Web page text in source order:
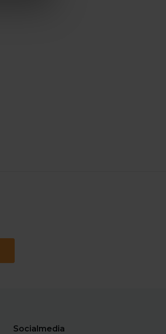
Socialmedia